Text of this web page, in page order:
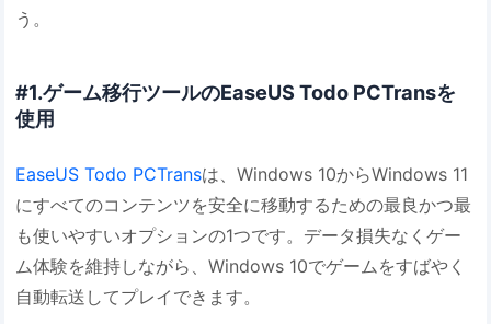
う。
#1.ゲーム移行ツールのEaseUS Todo PCTransを
使用
EaseUS Todo PCTransは、Windows 10からWindows 11
にすべてのコンテンツを安全に移動するための最良かつ最
も使いやすいオプションの1つです。データ損失なくゲー
ム体験を維持しながら、Windows 10でゲームをすばやく
自動転送してプレイできます。